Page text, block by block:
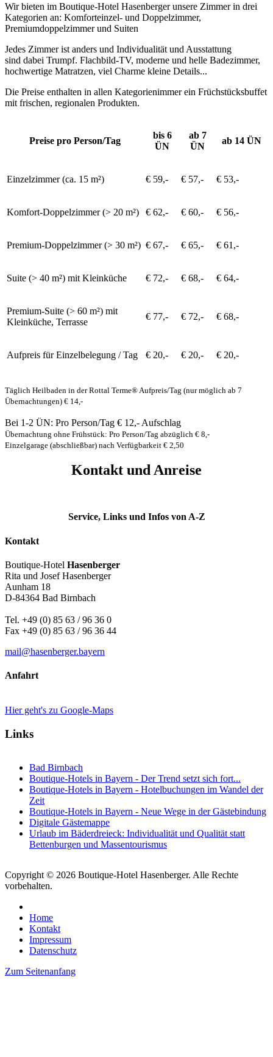
Wir bieten im Boutique-Hotel Hasenberger unsere Zimmer in drei
Kategorien an: Komforteinzel- und Doppelzimmer,
Premiumdoppelzimmer und Suiten
Jedes Zimmer ist anders und Individualität und Ausstattung
sind dabei Trumpf. Flachbild-TV, moderne und helle Badezimmer,
hochwertige Matratzen, viel Charme kleine Details...
Die Preise enthalten in allen Kategorienimmer ein Früchstücksbuffet
mit frischen, regionalen Produkten.
Preise pro Person/Tag
bis 6
ÜN
ab 7
ÜN
ab 14 ÜN
Einzelzimmer (ca. 15 m²) € 59,- € 57,- € 53,-
Komfort-Doppelzimmer (> 20 m²) € 62,- € 60,- € 56,-
Premium-Doppelzimmer (> 30 m²) € 67,- € 65,- € 61,-
Suite (> 40 m²) mit Kleinküche € 72,- € 68,- € 64,-
Premium-Suite (> 60 m²) mit
Kleinküche, Terrasse
€ 77,- € 72,- € 68,-
Aufpreis für Einzelbelegung / Tag € 20,- € 20,- € 20,-
Täglich Heilbaden in der Rottal Terme® Aufpreis/Tag (nur möglich ab 7
Übernachtungen) € 14,-
Bei 1-2 ÜN: Pro Person/Tag € 12,- Aufschlag
Übernachtung ohne Frühstück: Pro Person/Tag abzüglich € 8,-
Einzelgarage (abschließbar) nach Verfügbarkeit € 2,50
Kontakt und Anreise
Service, Links und Infos von A-Z
Kontakt
Boutique-Hotel Hasenberger
Rita und Josef Hasenberger
Aunham 18
D-84364 Bad Birnbach
Tel. +49 (0) 85 63 / 96 36 0
Fax +49 (0) 85 63 / 96 36 44
mail@hasenberger.bayern
Anfahrt
Hier geht's zu Google-Maps
Links
Bad Birnbach
Boutique-Hotels in Bayern - Der Trend setzt sich fort...
Boutique-Hotels in Bayern - Hotelbuchungen im Wandel der
Zeit
Boutique-Hotels in Bayern - Neue Wege in der Gästebindung
Digitale Gästemappe
Urlaub im Bäderdreieck: Individualität und Qualität statt
Bettenburgen und Massentourismus
Copyright © 2026 Boutique-Hotel Hasenberger. Alle Rechte
vorbehalten.
Home
Kontakt
Impressum
Datenschutz
Zum Seitenanfang